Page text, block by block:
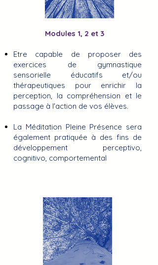
Modules 1, 2 et 3
Etre capable de proposer des
exercices de gymnastique
sensorielle éducatifs et/ou
thérapeutiques pour enrichir la
perception, la compréhension et le
passage à l'action de vos élèves.
La Méditation Pleine Présence sera
également pratiquée à des fins de
développement perceptivo,
cognitivo, comportemental